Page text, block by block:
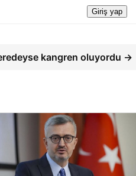
Giriş yap
kangren oluyordu →